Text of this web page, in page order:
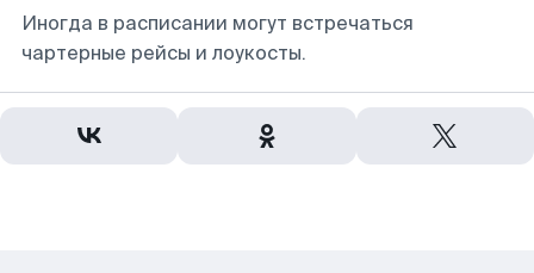
Иногда в расписании могут встречаться
чартерные рейсы и лоукосты.